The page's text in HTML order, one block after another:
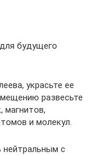
будущего
украсьте ее
развесьте
магнитов,
и молекул.
с